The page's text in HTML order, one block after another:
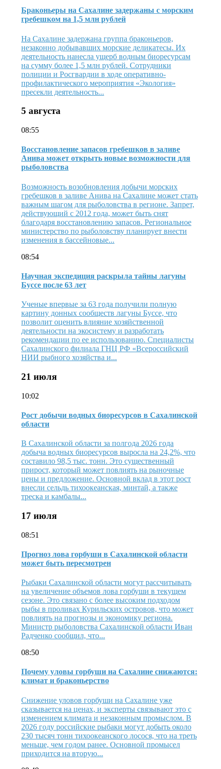
Браконьеры на Сахалине задержаны с морским
гребешком на 1,5 млн рублей
На Сахалине задержана группа браконьеров,
незаконно добывавших морские деликатесы. Их
деятельность нанесла ущерб водным биоресурсам
на сумму более 1,5 млн рублей. Сотрудники
полиции и Росгвардии в ходе оперативно-
профилактического мероприятия «Экология»
пресекли деятельность...
5 августа
08:55
Восстановление запасов гребешков в заливе
Анива может открыть новые возможности для
рыболовства
Возможность возобновления добычи морских
гребешков в заливе Анива на Сахалине может стать
важным шагом для рыболовства в регионе. Запрет,
действующий с 2012 года, может быть снят
благодаря восстановлению запасов. Региональное
министерство по рыболовству планирует внести
изменения в бассейновые...
08:54
Научная экспедиция раскрыла тайны лагуны
Буссе после 63 лет
Ученые впервые за 63 года получили полную
картину донных сообществ лагуны Буссе, что
позволит оценить влияние хозяйственной
деятельности на экосистему и разработать
рекомендации по ее использованию. Специалисты
Сахалинского филиала ГНЦ РФ «Всероссийский
НИИ рыбного хозяйства и...
21 июля
10:02
Рост добычи водных биоресурсов в Сахалинской
области
В Сахалинской области за полгода 2026 года
добыча водных биоресурсов выросла на 24,2%, что
составило 98,5 тыс. тонн. Это существенный
прирост, который может повлиять на рыночные
цены и предложение. Основной вклад в этот рост
внесли сельдь тихоокеанская, минтай, а также
треска и камбалы...
17 июля
08:51
Прогноз лова горбуши в Сахалинской области
может быть пересмотрен
Рыбаки Сахалинской области могут рассчитывать
на увеличение объемов лова горбуши в текущем
сезоне. Это связано с более высоким подходом
рыбы в проливах Курильских островов, что может
повлиять на прогнозы и экономику региона.
Министр рыболовства Сахалинской области Иван
Радченко сообщил, что...
08:50
Почему уловы горбуши на Сахалине снижаются:
климат и браконьерство
Снижение уловов горбуши на Сахалине уже
сказывается на ценах, и эксперты связывают это с
изменением климата и незаконным промыслом. В
2026 году российские рыбаки могут добыть около
230 тысяч тонн тихоокеанского лосося, что на треть
меньше, чем годом ранее. Основной промысел
приходится на вторую...